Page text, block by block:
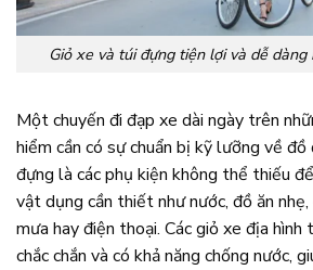
Giỏ xe và túi đựng tiện lợi và dễ
Một chuyến đi đạp xe dài ngày trên
hiểm cần có sự chuẩn bị kỹ lưỡng về đồ
đựng là các phụ kiện không thể thiếu
vật dụng cần thiết như nước, đồ ăn
mưa hay điện thoại. Các giỏ xe địa
chắc chắn và có khả năng chống nước,